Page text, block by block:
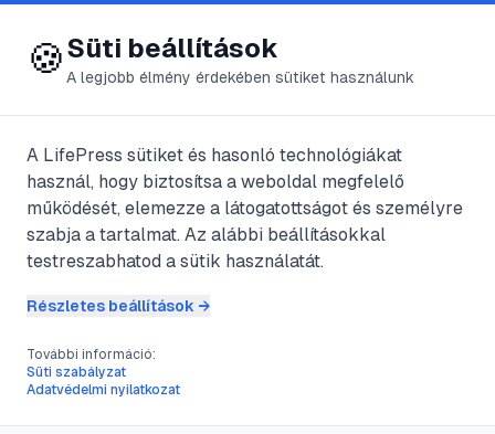
😍 LifePress
@FoCenzor
2025. október 11.·6 perc olvasás
Hogyan közelíts
meg udvariasan egy
boltban dolgozó
lányt
🍪Süti beállítások
A legjobb élmény érdekében sütiket használunk
A LifePress sütiket és hasonló technológiákat
használ, hogy biztosítsa a weboldal megfelelő
működését, elemezze a látogatottságot és személyre
szabja a tartalmat. Az alábbi beállításokkal
testreszabhatod a sütik használatát.
Részletes beállítások →
További információ:
Süti szabályzat
Adatvédelmi nyilatkozat